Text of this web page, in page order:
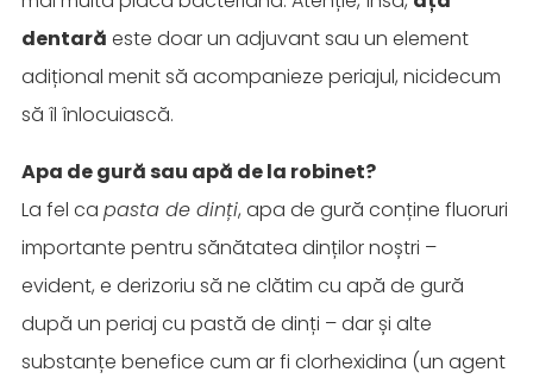
dentară este doar un adjuvant sau un element
adițional menit să acompanieze periajul, nicidecum
să îl înlocuiască.
Apa de gură sau apă de la robinet?
La fel ca pasta de dinți, apa de gură conține fluoruri
importante pentru sănătatea dinților noștri –
evident, e derizoriu să ne clătim cu apă de gură
după un periaj cu pastă de dinți – dar și alte
substanțe benefice cum ar fi clorhexidina (un agent